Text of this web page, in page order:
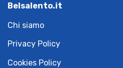
Belsalento.it
Chi siamo
Privacy Policy
Cookies Policy